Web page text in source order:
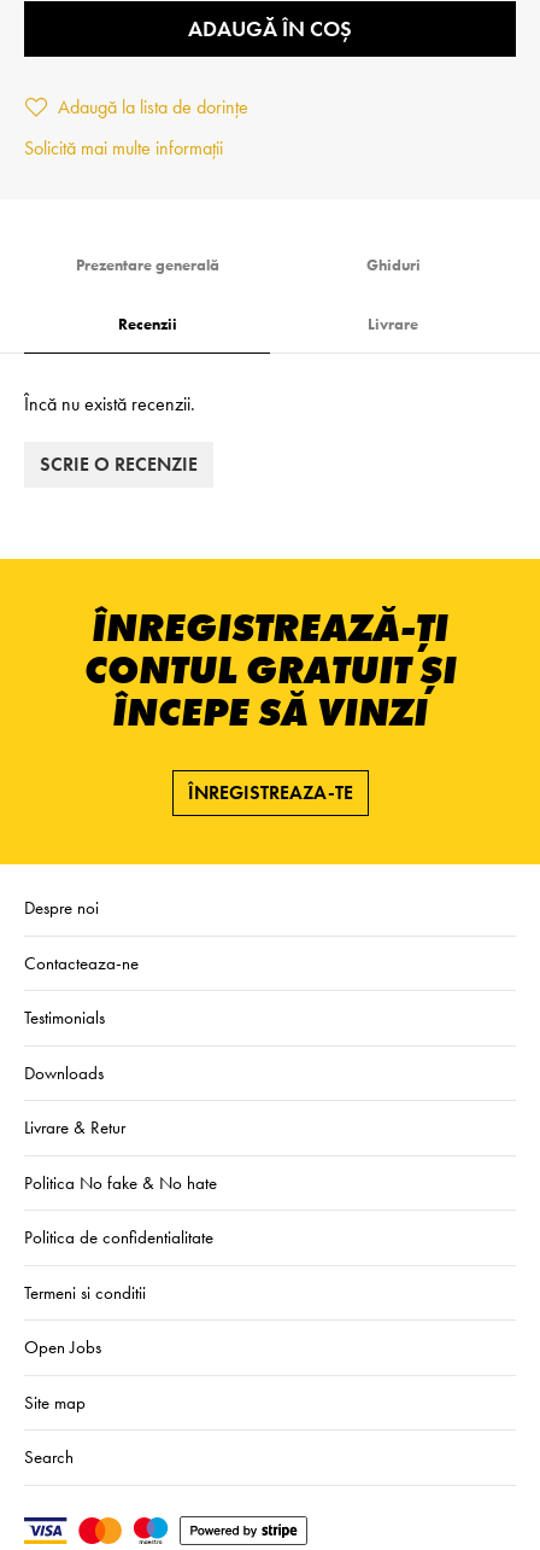
ADAUGĂ ÎN COȘ
Adaugă la lista de dorințe
Solicită mai multe informații
Prezentare generală Ghiduri
Recenzii Livrare
Încă nu există recenzii.
SCRIE O RECENZIE
ÎNREGISTREAZĂ-ȚI
CONTUL GRATUIT ȘI
ÎNCEPE SĂ VINZI
ÎNREGISTREAZA-TE
Despre noi
Contacteaza-ne
Testimonials
Downloads
Livrare & Retur
Politica No fake & No hate
Politica de confidentialitate
Termeni si conditii
Open Jobs
Site map
Search